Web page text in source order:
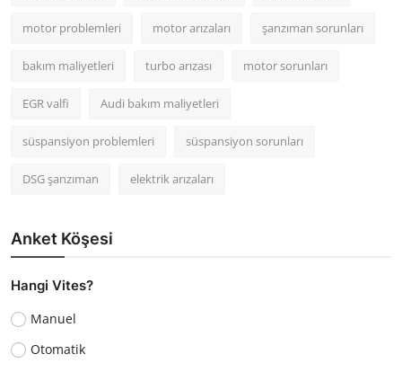
motor problemleri motor arızaları şanzıman sorunları
bakım maliyetleri turbo arızası motor sorunları
EGR valfi Audi bakım maliyetleri
süspansiyon problemleri süspansiyon sorunları
DSG şanzıman elektrik arızaları
Anket Köşesi
Hangi Vites?
Manuel
Otomatik